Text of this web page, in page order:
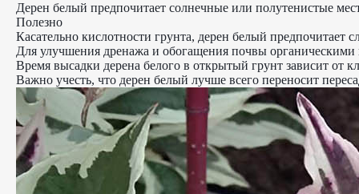
Дерен белый предпочитает солнечные или полутенистые
Полезно
Касательно кислотности грунта, дерен белый предпочитает
Для улучшения дренажа и обогащения почвы
Время высадки дерена белого в открытый грунт зависит от
Важно учесть, что дерен белый лучше всего переносит